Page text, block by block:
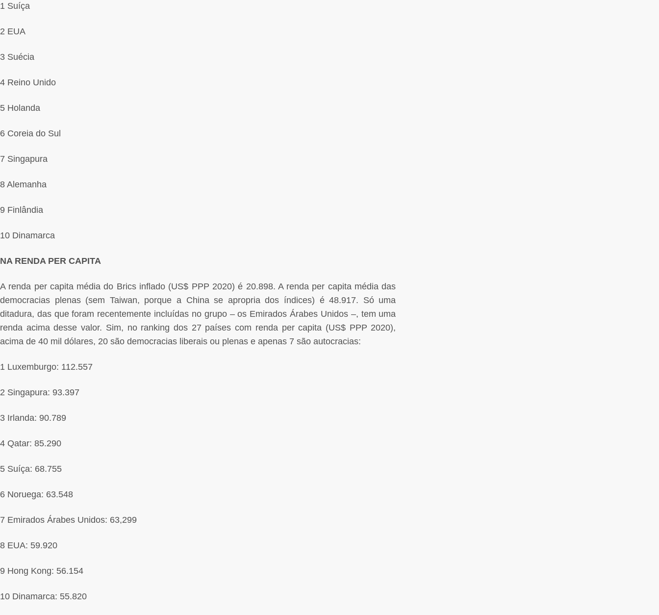
1 Suíça
2 EUA
3 Suécia
4 Reino Unido
5 Holanda
6 Coreia do Sul
7 Singapura
8 Alemanha
9 Finlândia
10 Dinamarca
NA RENDA PER CAPITA
A renda per capita média do Brics inflado (US$ PPP 2020) é 20.898. A renda per capita média das
democracias plenas (sem Taiwan, porque a China se apropria dos índices) é 48.917. Só uma
ditadura, das que foram recentemente incluídas no grupo – os Emirados Árabes Unidos –, tem uma
renda acima desse valor. Sim, no ranking dos 27 países com renda per capita (US$ PPP 2020),
acima de 40 mil dólares, 20 são democracias liberais ou plenas e apenas 7 são autocracias:
1 Luxemburgo: 112.557
2 Singapura: 93.397
3 Irlanda: 90.789
4 Qatar: 85.290
5 Suíça: 68.755
6 Noruega: 63.548
7 Emirados Árabes Unidos: 63,299
8 EUA: 59.920
9 Hong Kong: 56.154
10 Dinamarca: 55.820